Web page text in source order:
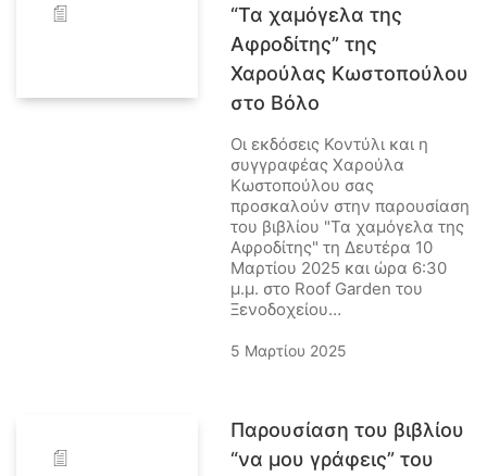
“Τα χαμόγελα της
Αφροδίτης” της
Χαρούλας Κωστοπούλου
στο Βόλο
Οι εκδόσεις Κοντύλι και η
συγγραφέας Χαρούλα
Κωστοπούλου σας
προσκαλούν στην παρουσίαση
του βιβλίου "Τα χαμόγελα της
Αφροδίτης" τη Δευτέρα 10
Μαρτίου 2025 και ώρα 6:30
μ.μ. στο Roof Garden του
Ξενοδοχείου…
5 Μαρτίου 2025
Παρουσίαση του βιβλίου
“να μου γράφεις” του